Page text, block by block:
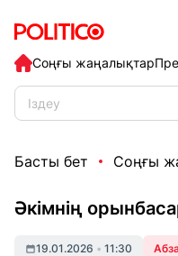
Соңғы жаңалықтар
Басты бет Соңғы
Әкімнің
19.01.2026 • 11:30